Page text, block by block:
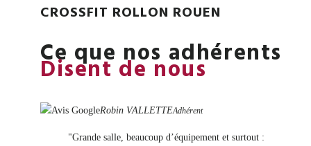
CROSSFIT ROLLON ROUEN
Ce que nos adhérents
Disent de nous
Robin VALLETTEAdhérent
Grande salle, beaucoup d’équipement et surtout :